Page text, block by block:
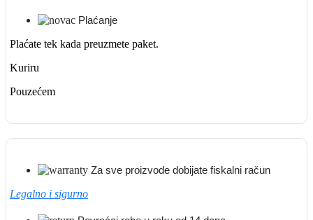
Plaćanje
Plaćate tek kada preuzmete paket.
Kuriru
Pouzećem
Za sve proizvode dobijate fiskalni račun
Legalno i sigurno